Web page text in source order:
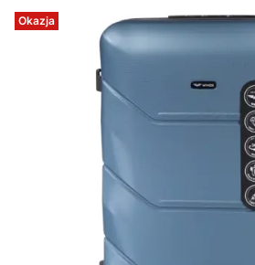
Okazja